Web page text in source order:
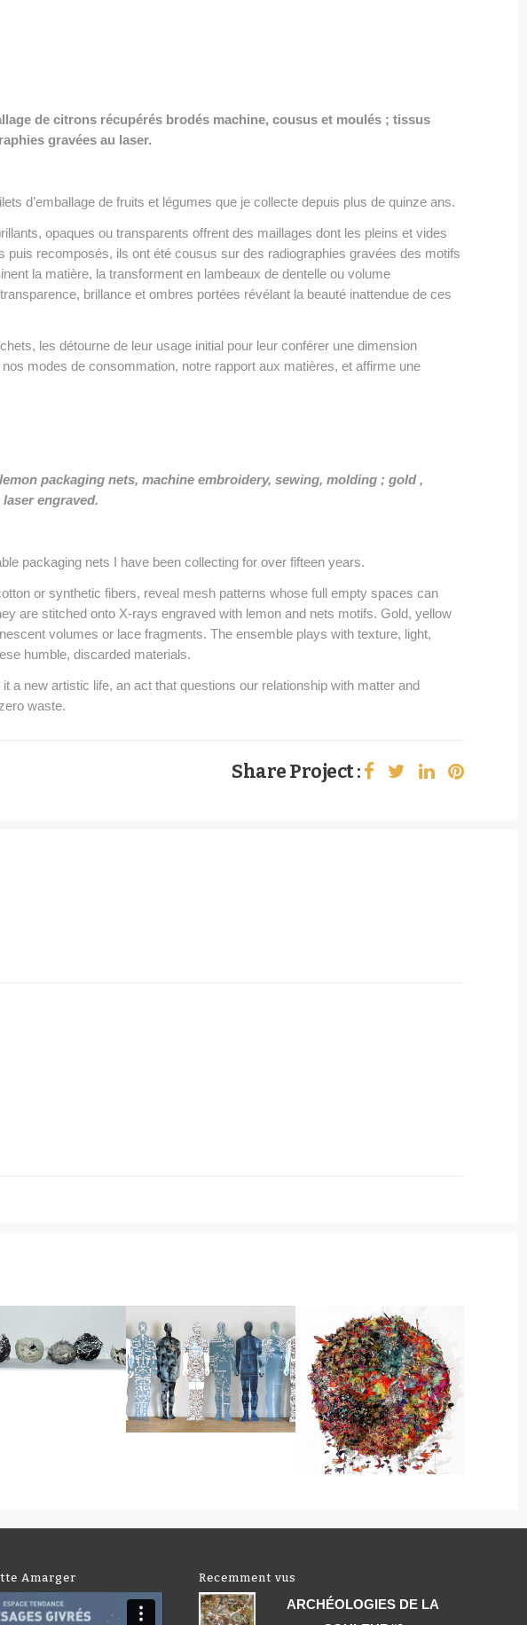
de citrons récupérés brodés machine, cousus et moulés ; tissus
gravées au laser.
d’emballage de fruits et légumes que je collecte depuis plus de quinze ans.
opaques ou transparents offrent des maillages dont les pleins et vides
recomposés, ils ont été cousus sur des radiographies gravées des motifs
la matière, la transforment en lambeaux de dentelle ou volume
brillance et ombres portées révélant la beauté inattendue de ces
les détourne de leur usage initial pour leur conférer une dimension
modes de consommation, notre rapport aux matières, et affirme une
packaging nets, machine embroidery, sewing, molding ; gold ,
engraved.
packaging nets I have been collecting for over fifteen years.
or synthetic fibers, reveal mesh patterns whose full empty spaces can
are stitched onto X-rays engraved with lemon and nets motifs. Gold, yellow
volumes or lace fragments. The ensemble plays with texture, light,
humble, discarded materials.
a new artistic life, an act that questions our relationship with matter and
waste.
Share Project :
Amarger
Lecteur
Recemment vus
ARCHÉOLOGIES DE LA